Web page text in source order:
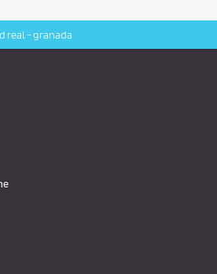
real - granadaAlsa